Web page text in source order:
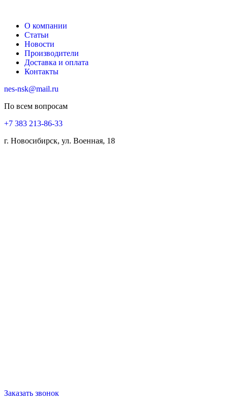
О компании
Статьи
Новости
Производители
Доставка и оплата
Контакты
nes-nsk@mail.ru
По всем вопросам
+7 383 213-86-33
г. Новосибирск, ул. Военная, 18
Заказать звонок